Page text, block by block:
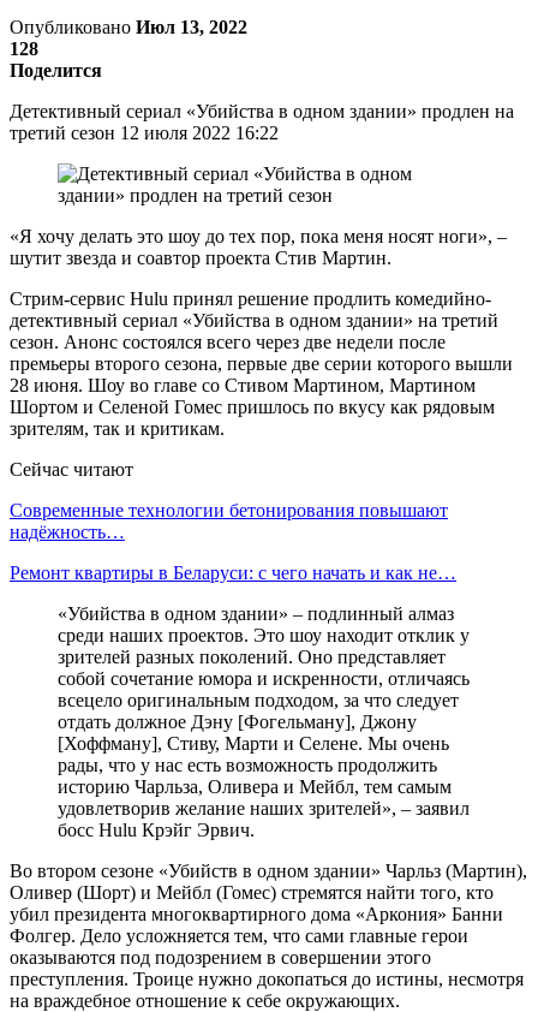
Опубликовано Июл 13, 2022
128
Поделится
Детективный сериал «Убийства в одном здании» продлен на
третий сезон 12 июля 2022 16:22
«Я хочу делать это шоу до тех пор, пока меня носят ноги», –
шутит звезда и соавтор проекта Стив Мартин.
Стрим-сервис Hulu принял решение продлить комедийно-
детективный сериал «Убийства в одном здании» на третий
сезон. Анонс состоялся всего через две недели после
премьеры второго сезона, первые две серии которого вышли
28 июня. Шоу во главе со Стивом Мартином, Мартином
Шортом и Селеной Гомес пришлось по вкусу как рядовым
зрителям, так и критикам.
Сейчас читают
Современные технологии бетонирования повышают
надёжность…
Ремонт квартиры в Беларуси: с чего начать и как не…
«Убийства в одном здании» – подлинный алмаз
среди наших проектов. Это шоу находит отклик у
зрителей разных поколений. Оно представляет
собой сочетание юмора и искренности, отличаясь
всецело оригинальным подходом, за что следует
отдать должное Дэну [Фогельману], Джону
[Хоффману], Стиву, Марти и Селене. Мы очень
рады, что у нас есть возможность продолжить
историю Чарльза, Оливера и Мейбл, тем самым
удовлетворив желание наших зрителей», – заявил
босс Hulu Крэйг Эрвич.
Во втором сезоне «Убийств в одном здании» Чарльз (Мартин),
Оливер (Шорт) и Мейбл (Гомес) стремятся найти того, кто
убил президента многоквартирного дома «Аркония» Банни
Фолгер. Дело усложняется тем, что сами главные герои
оказываются под подозрением в совершении этого
преступления. Троице нужно докопаться до истины, несмотря
на враждебное отношение к себе окружающих.